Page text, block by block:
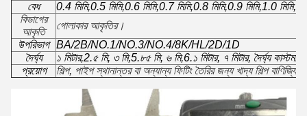
বেধ
0.4 মিমি,0.5 মিমি,0.6 মিমি,0.7 মিমি,0.8 মিমি,0.9 মিমি,1.0
বিভাগের
আকৃতি
গোলাকার আকৃতির।
উপরিভাগ BA/2B/NO.1/NO.3/NO.4/8K/HL/2D/1D
দৈর্ঘ্য
১ মিটার,2.৫ মি, ৩ মি,5.৮৫ মি, ৬ মি,6.১ মিটার, ৭ মিটার, দৈর্ঘ্য
প্রয়োগ
শিল্প, পাইপ স্থানান্তর বা অন্যান্য ফিটিং তৈরির জন্য খাদ্য শিল্প